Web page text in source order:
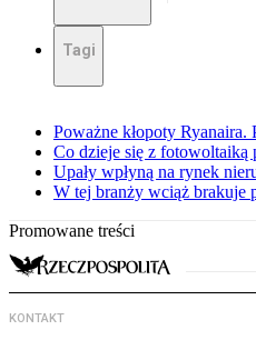
Tagi
Poważne kłopoty
Co dzieje się z fotowoltaiką
Upały wpłyną na rynek
W tej branży wciąż brakuje
Promowane treści
KONTAKT